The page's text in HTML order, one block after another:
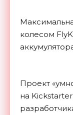
колесом
Проект
на